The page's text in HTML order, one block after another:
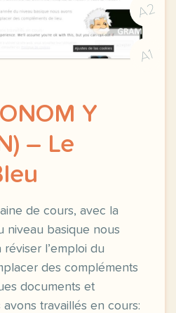
A2
A1
Y
– Le
de cours, avec la
niveau basique nous
l’emploi du
des compléments
documents et
travaillés en cours: